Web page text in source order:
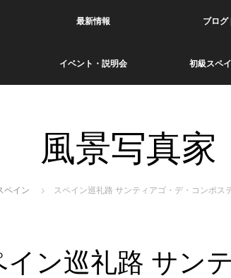
最新情報 ブログ
イベント・説明会 初級スペ
風景写真
ペイン スペイン巡礼路 サンティアゴ・デ・コンポス
イン巡礼路 サン